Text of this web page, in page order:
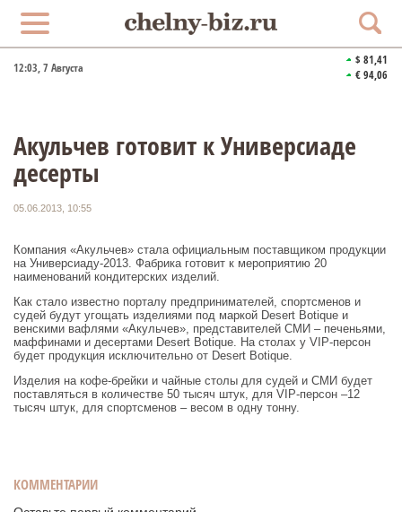
12:03, 7 Августа
$ 81,41
€ 94,06
Акульчев готовит к Универсиаде
десерты
05.06.2013, 10:55
Компания «Акульчев» стала официальным поставщиком продукции
на Универсиаду-2013. Фабрика готовит к мероприятию 20
наименований кондитерских изделий.
Как стало известно порталу предпринимателей, спортсменов и
судей будут угощать изделиями под маркой Desert Botique и
венскими вафлями «Акульчев», представителей СМИ – печеньями,
маффинами и десертами Desert Botique. На столах у VIP-персон
будет продукция исключительно от Desert Botique.
Изделия на кофе-брейки и чайные столы для судей и СМИ будет
поставляться в количестве 50 тысяч штук, для VIP-персон –12
тысяч штук, для спортсменов – весом в одну тонну.
КОММЕНТАРИИ